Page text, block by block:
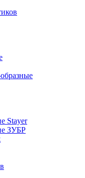
Stayer
ЗУБР